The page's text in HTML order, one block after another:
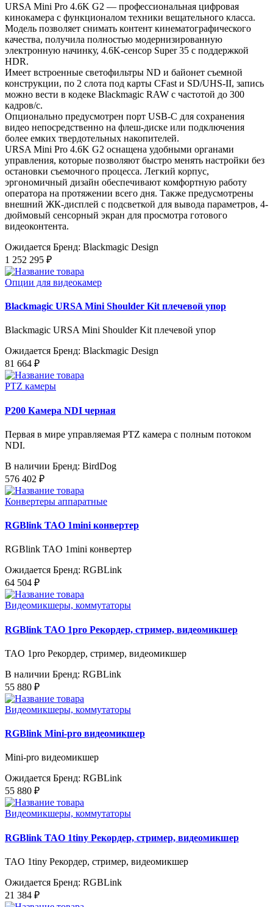
URSA Mini Pro 4.6K G2 — профессиональная цифровая
кинокамера с функционалом техники вещательного класса.
Модель позволяет снимать контент кинематографического
качества, получила полностью модернизированную
электронную начинку, 4.6K-сенсор Super 35 с поддержкой
HDR.
Имеет встроенные светофильтры ND и байонет съемной
конструкции, по 2 слота под карты CFast и SD/UHS‑II, запись
можно вести в кодеке Blackmagic RAW с частотой до 300
кадров/с.
Опционально предусмотрен порт USB-C для сохранения
видео непосредственно на флеш-диске или подключения
более емких твердотельных накопителей.
URSA Mini Pro 4.6K G2 оснащена удобными органами
управления, которые позволяют быстро менять настройки без
остановки съемочного процесса. Легкий корпус,
эргономичный дизайн обеспечивают комфортную работу
оператора на протяжении всего дня. Также предусмотрены
внешний ЖК-дисплей с подсветкой для вывода параметров, 4-
дюймовый сенсорный экран для просмотра готового
видеоконтента.
Ожидается Бренд: Blackmagic Design
1 252 295 ₽
Опции для видеокамер
Blackmagic URSA Mini Shoulder Kit плечевой упор
Blackmagic URSA Mini Shoulder Kit плечевой упор
Ожидается Бренд: Blackmagic Design
81 664 ₽
PTZ камеры
P200 Камера NDI черная
Первая в мире управляемая PTZ камера с полным потоком
NDI.
В наличии Бренд: BirdDog
576 402 ₽
Конвертеры аппаратные
RGBlink TAO 1mini конвертер
RGBlink TAO 1mini конвертер
Ожидается Бренд: RGBLink
64 504 ₽
Видеомикшеры, коммутаторы
RGBlink TAO 1pro Рекордер, стример, видеомикшер
TAO 1pro Рекордер, стример, видеомикшер
В наличии Бренд: RGBLink
55 880 ₽
Видеомикшеры, коммутаторы
RGBlink Mini-pro видеомикшер
Mini-pro видеомикшер
Ожидается Бренд: RGBLink
55 880 ₽
Видеомикшеры, коммутаторы
RGBlink TAO 1tiny Рекордер, стример, видеомикшер
TAO 1tiny Рекордер, стример, видеомикшер
Ожидается Бренд: RGBLink
21 384 ₽